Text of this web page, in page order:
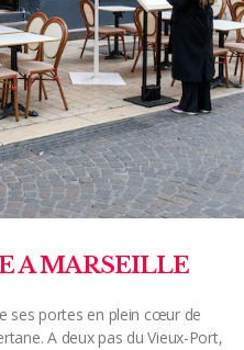
A MARSEILLE
ses portes en plein cœur de
A deux pas du Vieux-Port,